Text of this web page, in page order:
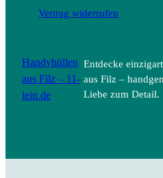
Vertrag widerrufen
Handyhüllen
aus Filz – 11-
lein.de
Entdecke
aus Filz –
Liebe zum Detail.